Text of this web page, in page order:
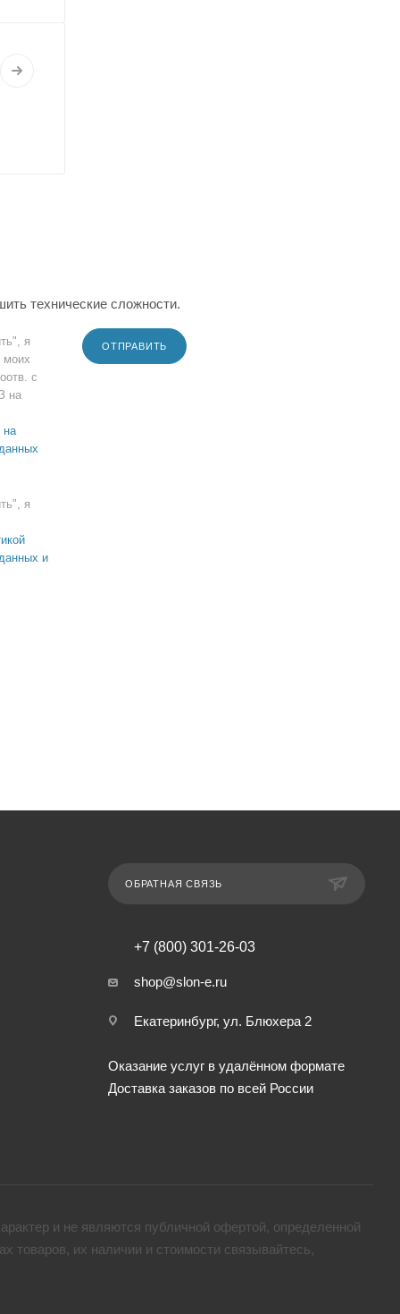
технические сложности.
я
моих
с
на
на
я
и
ОТПРАВИТЬ
ОБРАТНАЯ СВЯЗЬ
+7 (800) 301-26-03
shop@slon-e.ru
Екатеринбург, ул. Блюхера 2
Оказание услуг в удалённом формате
Доставка заказов по всей России
и не являются публичной офертой, определенной
товaров, их наличии и стоимости связывайтесь,